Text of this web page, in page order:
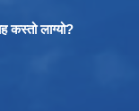
कस्तो लाग्यो?